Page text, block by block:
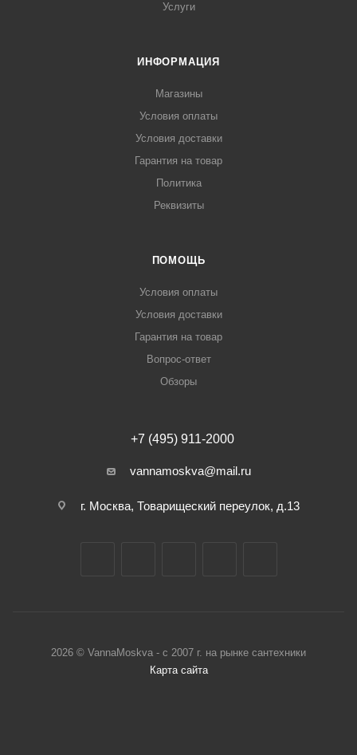
Услуги
ИНФОРМАЦИЯ
Магазины
Условия оплаты
Условия доставки
Гарантия на товар
Политика
Реквизиты
ПОМОЩЬ
Условия оплаты
Условия доставки
Гарантия на товар
Вопрос-ответ
Обзоры
+7 (495) 911-2000
vannamoskva@mail.ru
г. Москва, Товарищеский переулок, д.13
2026 © VannaMoskva - с 2007 г. на рынке сантехники
Карта сайта